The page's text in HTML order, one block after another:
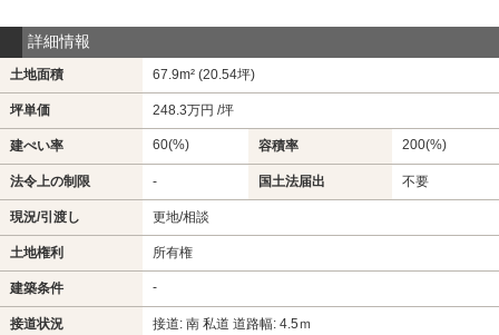
詳細情報
土地面積 67.9m² (20.54坪)
坪単価 248.3万円 /坪
建ぺい率 60(%) 容積率 200(%)
法令上の制限 - 国土法届出 不要
現況/引渡し 更地/相談
土地権利 所有権
建築条件 -
接道状況 接道: 南 私道 道路幅: 4.5ｍ